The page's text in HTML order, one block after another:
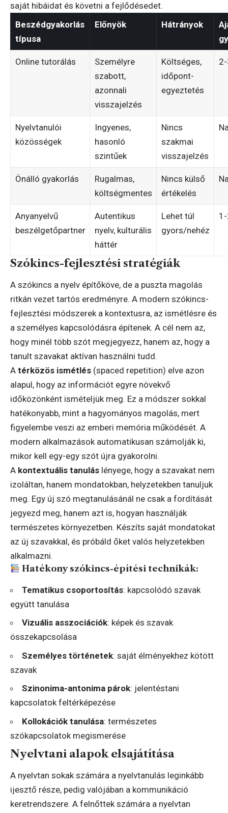
saját hibáidat és követni a fejlődésedet.
Beszédgyakorlás
típusa
Előnyök Hátrányok
Online tutorálás
Személyre
szabott,
azonnali
visszajelzés
Költséges,
időpont-
egyeztetés
Nyelvtanulói
közösségek
Ingyenes,
hasonló
szintűek
Nincs
szakmai
visszajelzés
Önálló gyakorlás
Rugalmas,
költségmentes
Nincs külső
értékelés
Anyanyelvű
beszélgetőpartner
Autentikus
nyelv, kulturális
háttér
Lehet túl
gyors/nehéz
Szókincs-fejlesztési stratégiák
A szókincs a nyelv építőköve, de a puszta magolás
ritkán vezet tartós eredményre. A modern szókincs-
fejlesztési módszerek a kontextusra, az ismétlésre és
a személyes kapcsolódásra építenek. A cél nem az,
hogy minél több szót megjegyezz, hanem az, hogy a
tanult szavakat aktívan használni tudd.
A térközös ismétlés (spaced repetition) elve azon
alapul, hogy az információt egyre növekvő
időközönként ismételjük meg. Ez a módszer sokkal
hatékonyabb, mint a hagyományos magolás, mert
figyelembe veszi az emberi memória működését. A
modern alkalmazások automatikusan számolják ki,
mikor kell egy-egy szót újra gyakorolni.
A kontextuális tanulás lényege, hogy a szavakat nem
izoláltan, hanem mondatokban, helyzetekben tanuljuk
meg. Egy új szó megtanulásánál ne csak a fordítását
jegyezd meg, hanem azt is, hogyan használják
természetes környezetben. Készíts saját mondatokat
az új szavakkal, és próbáld őket valós helyzetekben
alkalmazni.
Hatékony szókincs-építési technikák:
Tematikus csoportosítás: kapcsolódó szavak
együtt tanulása
Vizuális asszociációk: képek és szavak
összekapcsolása
Személyes történetek: saját élményekhez kötött
szavak
Szinonima-antonima párok: jelentéstani
kapcsolatok feltérképezése
Kollokációk tanulása: természetes
szókapcsolatok megismerése
Nyelvtani alapok elsajátítása
A nyelvtan sokak számára a nyelvtanulás leginkább
ijesztő része, pedig valójában a kommunikáció
keretrendszere. A felnőttek számára a nyelvtan